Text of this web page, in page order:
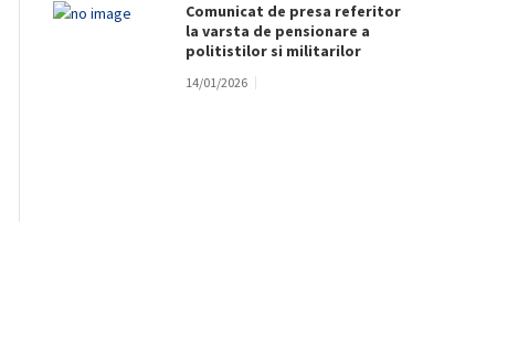
Comunicat de presa referitor
la varsta de pensionare a
politistilor si militarilor
14/01/2026